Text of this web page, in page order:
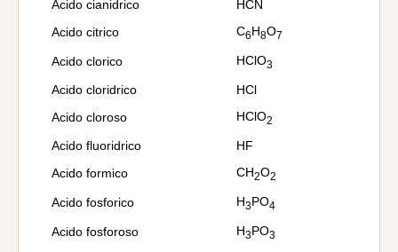
Acido cianidrico
HCN
Acido citrico
C6H8O7
Acido clorico HClO3
Acido cloridrico
HCl
Acido cloroso
HClO2
Acido fluoridrico
HF
Acido formico
CH2O2
Acido fosforico H3PO4
Acido fosforoso H3PO3